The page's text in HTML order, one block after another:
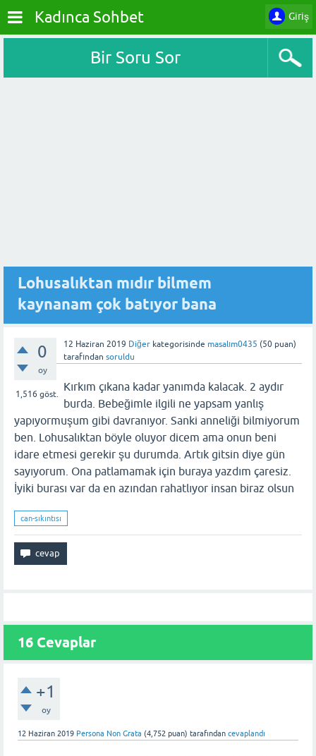
Giriş
Kadınca Sohbet
Bir Soru Sor
Lohusalıktan mıdır bilmem
kaynanam çok batıyor bana
0
oy
1,516 göst.
12 Haziran 2019 Diğer kategorisinde masalım0435 (50 puan)
tarafından soruldu
Kırkım çıkana kadar yanımda kalacak. 2 aydır
burda. Bebeğimle ilgili ne yapsam yanlış
yapıyormuşum gibi davranıyor. Sanki anneliği bilmiyorum
ben. Lohusalıktan böyle oluyor dicem ama onun beni
idare etmesi gerekir şu durumda. Artık gitsin diye gün
sayıyorum. Ona patlamamak için buraya yazdım çaresiz.
İyiki burası var da en azından rahatlıyor insan biraz olsun
can-sıkıntısı
16 Cevaplar
+1
oy
12 Haziran 2019 Persona Non Grata (4,752 puan) tarafından cevaplandı